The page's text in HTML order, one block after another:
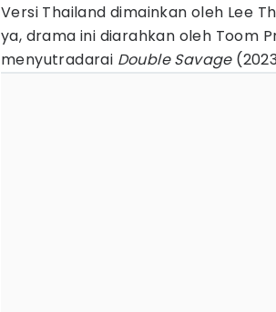
Versi Thailand dimainkan oleh Lee
ya, drama ini diarahkan oleh Toom
menyutradarai Double Savage